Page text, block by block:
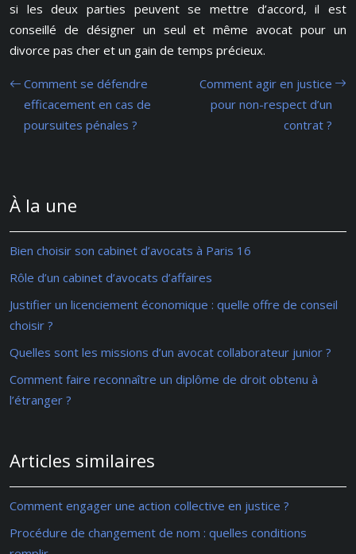
si les deux parties peuvent se mettre d’accord, il est
conseillé de désigner un seul et même avocat pour un
divorce pas cher et un gain de temps précieux.
Comment se défendre
efficacement en cas de
poursuites pénales ?
Comment agir en justice
pour non-respect d’un
contrat ?
À la une
Bien choisir son cabinet d’avocats à Paris 16
Rôle d’un cabinet d’avocats d’affaires
Justifier un licenciement économique : quelle offre de conseil
choisir ?
Quelles sont les missions d’un avocat collaborateur junior ?
Comment faire reconnaître un diplôme de droit obtenu à
l’étranger ?
Articles similaires
Comment engager une action collective en justice ?
Procédure de changement de nom : quelles conditions